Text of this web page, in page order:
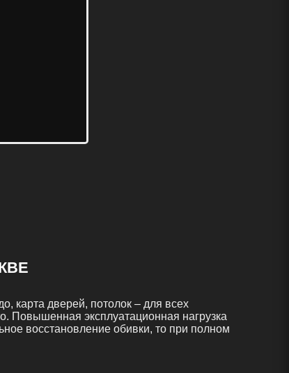
карта дверей, потолок – для всех
Повышенная эксплуатационная нагрузка
восстановление обивки, то при полном